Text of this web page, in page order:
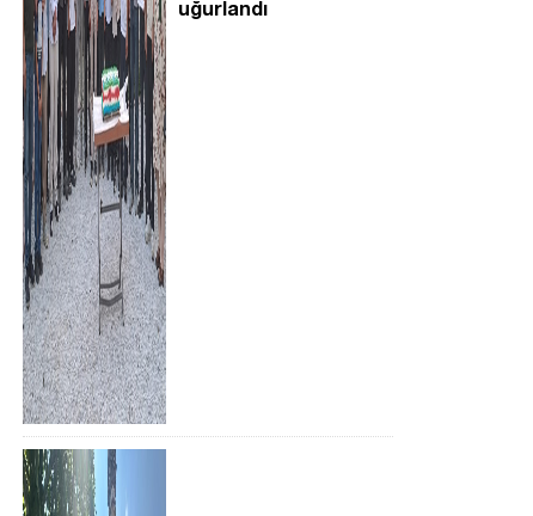
uğurlandı